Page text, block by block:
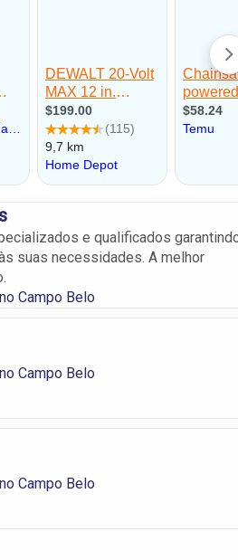
e qualificados
suas necessidades. A melhor
Campo Belo
Campo Belo
Campo Belo